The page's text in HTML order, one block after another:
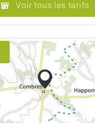
Voir tous les tarifs